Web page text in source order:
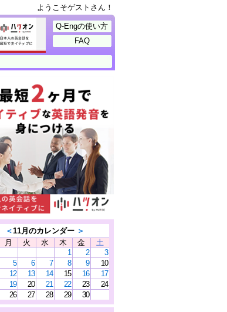
ようこそゲストさん！
Q-Engの使い方
FAQ
＜11月のカレンダー ＞
月 火 水 木 金
土
1
2
3
5 6 7 8 9
10
12 13 14 15 16
17
19 20 21 22 23
24
26 27 28 29 30